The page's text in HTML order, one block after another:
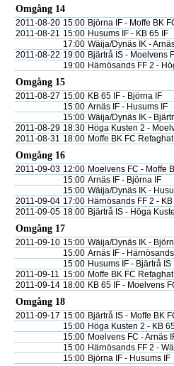
Omgång 14
2011-08-20 15:00 Björna IF - Moffe BK
2011-08-21 15:00 Husums IF - KB 65 IF
17:00 Wäija/Dynäs IK -
2011-08-22 19:00 Bjärtrå IS - Moelvens
19:00 Härnösands FF 2 -
Omgång 15
2011-08-27 15:00 KB 65 IF - Björna IF
15:00 Arnäs IF - Husums IF
15:00 Wäija/Dynäs IK -
2011-08-29 18:30 Höga Kusten 2 -
2011-08-31 18:00 Moffe BK FC
Omgång 16
2011-09-03 12:00 Moelvens FC - Moffe
15:00 Arnäs IF - Björna IF
15:00 Wäija/Dynäs IK -
2011-09-04 17:00 Härnösands FF 2 -
2011-09-05 18:00 Bjärtrå IS - Höga
Omgång 17
2011-09-10 15:00 Wäija/Dynäs IK -
15:00 Arnäs IF -
15:00 Husums IF - Bjärtrå IS
2011-09-11 15:00 Moffe BK FC
2011-09-14 18:00 KB 65 IF - Moelvens
Omgång 18
2011-09-17 15:00 Bjärtrå IS - Moffe BK
15:00 Höga Kusten 2 - KB
15:00 Moelvens FC - Arnäs
15:00 Härnösands FF 2 -
15:00 Björna IF - Husums IF